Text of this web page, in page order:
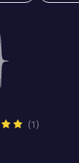
(1)